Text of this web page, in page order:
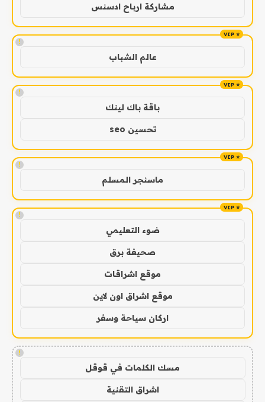
مشاركة ارباح ادسنس
!
عالم الشباب
!
باقة باك لينك
تحسين seo
!
ماسنجر المسلم
!
ضوء التعليمي
صحيفة برق
موقع اشراقات
موقع اشراق اون لاين
اركان سياحة وسفر
!
مسك الكلمات في قوقل
اشراق التقنية